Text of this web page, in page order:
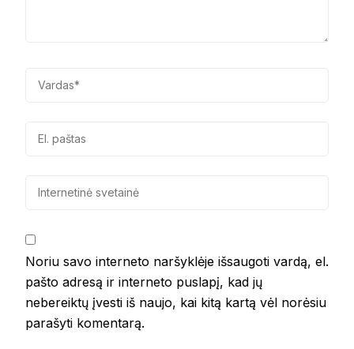
Noriu savo interneto naršyklėje išsaugoti vardą, el.
pašto adresą ir interneto puslapį, kad jų
nebereiktų įvesti iš naujo, kai kitą kartą vėl norėsiu
parašyti komentarą.